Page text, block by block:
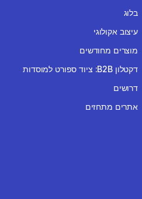
בלוג
עיצוב אקולוגי
מוצרים מחודשים
דקטלון B2B: ציוד ספורט למוסדות
דרושים
אתרים מתחזים